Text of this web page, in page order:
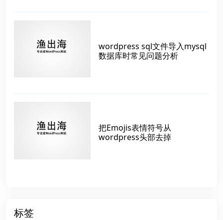
wordpress sql文件导入mysql
数据库时常见问题分析
把Emojis表情符号从
wordpress头部去掉
标签